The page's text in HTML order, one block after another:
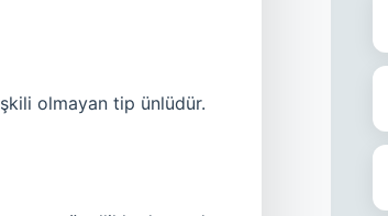
olmayan tip ünlüdür.